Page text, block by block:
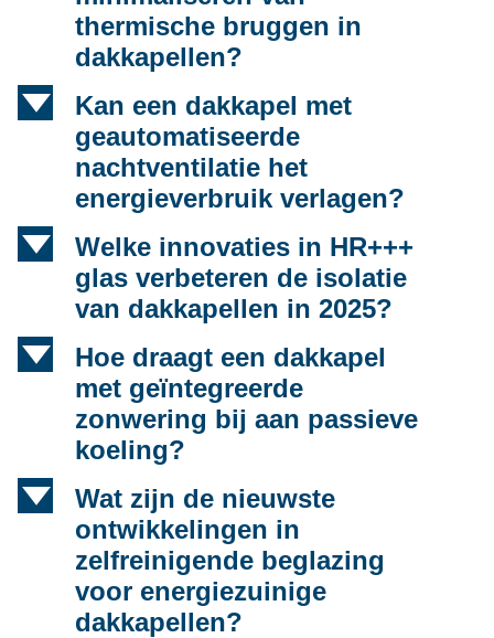
thermische bruggen in
dakkapellen?
d
Kan een dakkapel met
geautomatiseerde
nachtventilatie het
energieverbruik verlagen?
d
Welke innovaties in HR+++
glas verbeteren de isolatie
van dakkapellen in 2025?
d
Hoe draagt een dakkapel
met geïntegreerde
zonwering bij aan passieve
koeling?
d
Wat zijn de nieuwste
ontwikkelingen in
zelfreinigende beglazing
voor energiezuinige
dakkapellen?